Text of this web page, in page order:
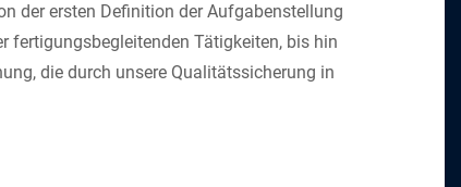
der ersten Definition der Aufgabenstellung
fertigungsbegleitenden Tätigkeiten, bis hin
die durch unsere Qualitätssicherung in